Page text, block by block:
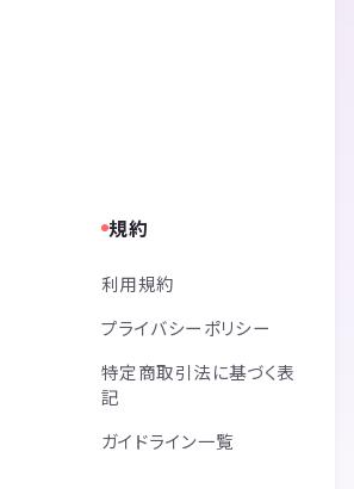
規約
利用規約
プライバシーポリシー
特定商取引法に基づく表
記
ガイドライン一覧